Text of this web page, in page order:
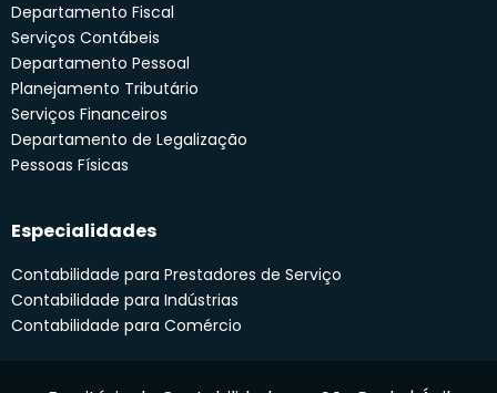
Departamento Fiscal
Serviços Contábeis
Departamento Pessoal
Planejamento Tributário
Serviços Financeiros
Departamento de Legalização
Pessoas Físicas
Especialidades
Contabilidade para Prestadores de Serviço
Contabilidade para Indústrias
Contabilidade para Comércio